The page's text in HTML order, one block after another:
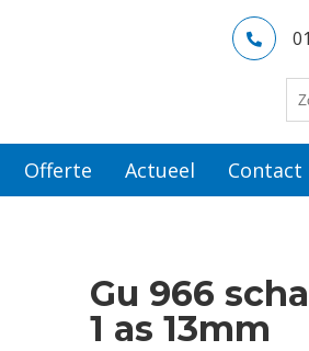
Offerte Actueel Contact
Gu 966
1 as 13mm